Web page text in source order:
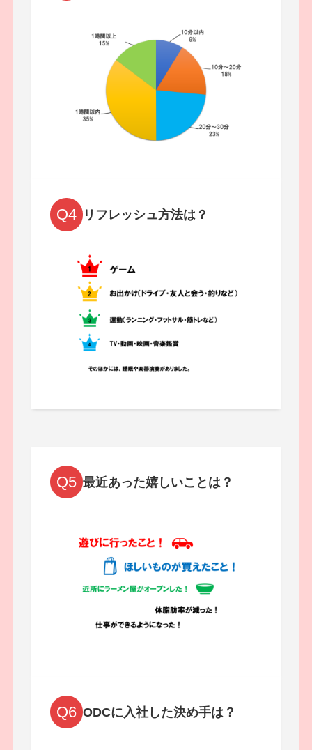
Q4 リフレッシュ方法は？
Q5 最近あった嬉しいことは？
Q6 ODCに入社した決め手は？